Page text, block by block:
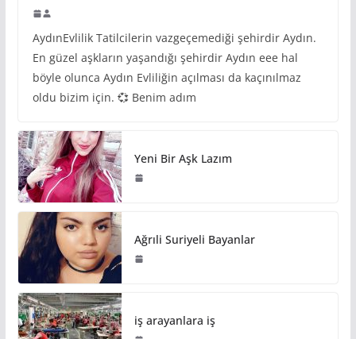
AydınEvlilik Tatilcilerin vazgeçemediği şehirdir Aydın.
En güzel aşkların yaşandığı şehirdir Aydın eee hal
böyle olunca Aydın Evliliğin açılması da kaçınılmaz
oldu bizim için. 💞 Benim adım
Yeni Bir Aşk Lazım
Ağrıli Suriyeli Bayanlar
iş arayanlara iş